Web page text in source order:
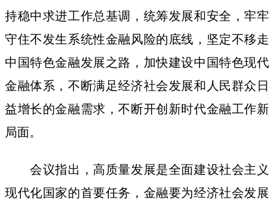
持稳中求进工作总基调，统筹发展和安全，牢牢
守住不发生系统性金融风险的底线，坚定不移走
中国特色金融发展之路，加快建设中国特色现代
金融体系，不断满足经济社会发展和人民群众日
益增长的金融需求，不断开创新时代金融工作新
局面。
会议指出，高质量发展是全面建设社会主义
现代化国家的首要任务，金融要为经济社会发展